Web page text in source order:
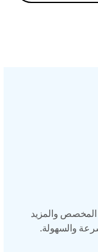
والمزيد
والسهولة.